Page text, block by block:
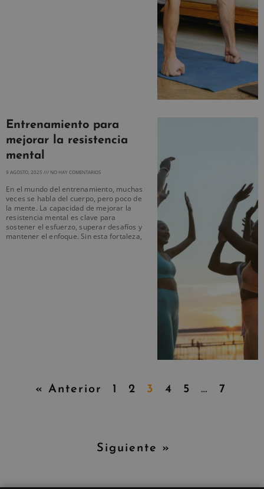
Entrenamiento para
mejorar la resistencia
mental
9 AGOSTO, 2025 NO HAY COMENTARIOS
En el mundo del entrenamiento, muchas
veces se habla del cuerpo, pero poco de
la mente. La capacidad de mejorar la
resistencia mental es clave para
sostener el esfuerzo, superar desafíos y
mantener el enfoque. Sin esta fortaleza,
« Anterior 1 2 3 4 5 … 7
Siguiente »